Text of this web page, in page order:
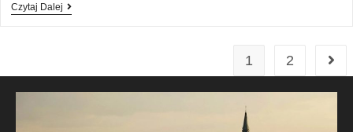
Czytaj Dalej
1 2